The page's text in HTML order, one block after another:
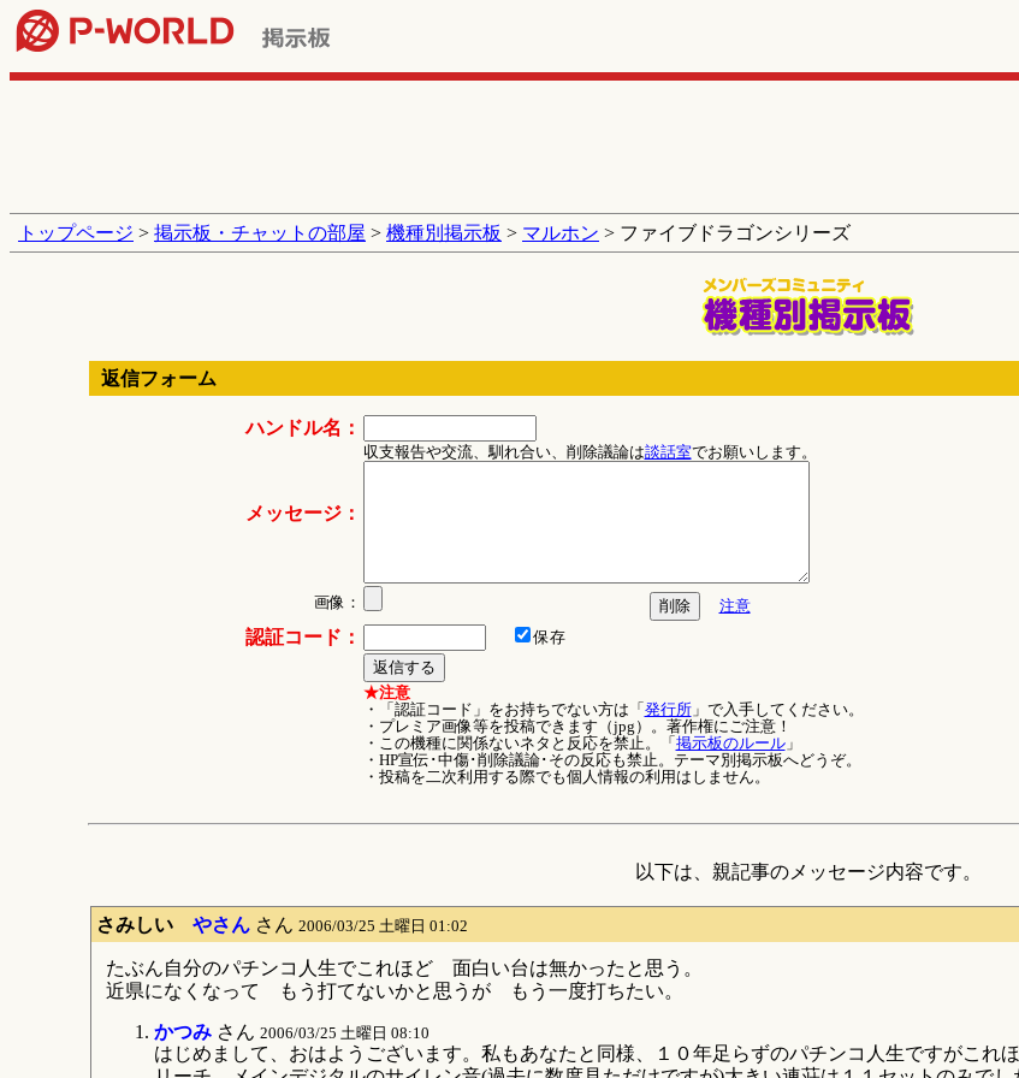
トップページ > 掲示板・チャットの部屋 > 機種別掲示板 > マルホン > ファイブドラゴンシリーズ
返信フォーム
ハンドル名：
メッセージ：
収支報告や交流、馴れ合い、削除議論は談話室でお願いします。
画像： 注意
認証コード： 保存
★注意
・「認証コード」をお持ちでない方は「 発行所」で入手してください。
・プレミア画像等を投稿できます（jpg）。著作権にご注意！
・この機種に関係ないネタと反応を禁止。「 掲示板のルール」
・HP宣伝･中傷･削除議論･その反応も禁止。テーマ別掲示板へどうぞ。
・投稿を二次利用する際でも個人情報の利用はしません。
以下は、親記事のメッセージ内容です。
さみしい やさんさん 2006/03/25 土曜日 01:02
たぶん自分のパチンコ人生でこれほど 面白い台は無かったと思う。
近県になくなって もう打てないかと思うが もう一度打ちたい。
かつみさん 2006/03/25 土曜日 08:10
はじめまして、おはようございます。私もあなたと同様、１０年足らずのパチンコ人生ですがこれ